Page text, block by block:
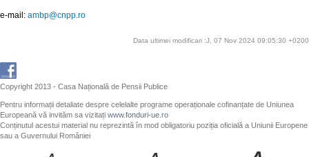
e-mail: ambp@cnpp.ro
Data ultimei modificari :J, 07 Nov 2024 09:05:30 +0200
Copyright 2013 - Casa Națională de Pensii Publice
Pentru informații detaliate despre celelalte programe operaționale cofinanțate de Uniunea
Europeană vă invităm sa vizitați www.fonduri-ue.ro
Conținutul acestui material nu reprezintă în mod obligatoriu poziția oficială a Uniunii Europene
sau a Guvernului României